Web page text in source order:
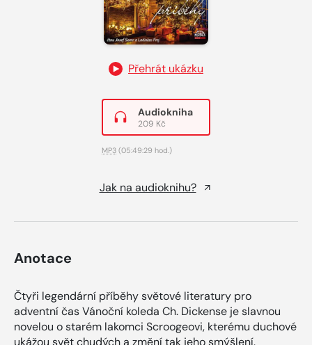
Přehrát ukázku
Audiokniha
209 Kč
MP3 (05:49:29 hod.)
Jak na audioknihu?
Anotace
Čtyři legendární příběhy světové literatury pro
adventní čas Vánoční koleda Ch. Dickense je slavnou
novelou o starém lakomci Scroogeovi, kterému duchové
ukážou svět chudých a změní tak jeho smýšlení.